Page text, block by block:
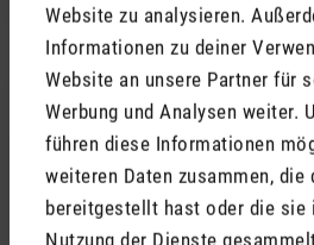
Website zu analysieren.
Informationen zu deiner
Website an unsere Partner für
Werbung und Analysen weiter.
führen diese Informationen
weiteren Daten zusammen, die
bereitgestellt hast oder die sie
Nutzung der Dienste